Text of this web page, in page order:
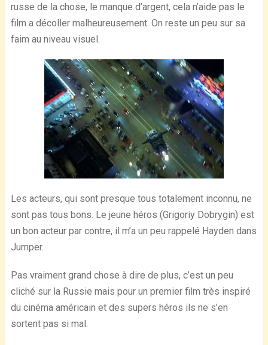
russe de la chose, le manque d’argent, cela n’aide pas le
film a décoller malheureusement. On reste un peu sur sa
faim au niveau visuel.
Les acteurs, qui sont presque tous totalement inconnu, ne
sont pas tous bons. Le jeune héros (Grigoriy Dobrygin) est
un bon acteur par contre, il m’a un peu rappelé Hayden dans
Jumper.
Pas vraiment grand chose à dire de plus, c’est un peu
cliché sur la Russie mais pour un premier film très inspiré
du cinéma américain et des supers héros ils ne s’en
sortent pas si mal.